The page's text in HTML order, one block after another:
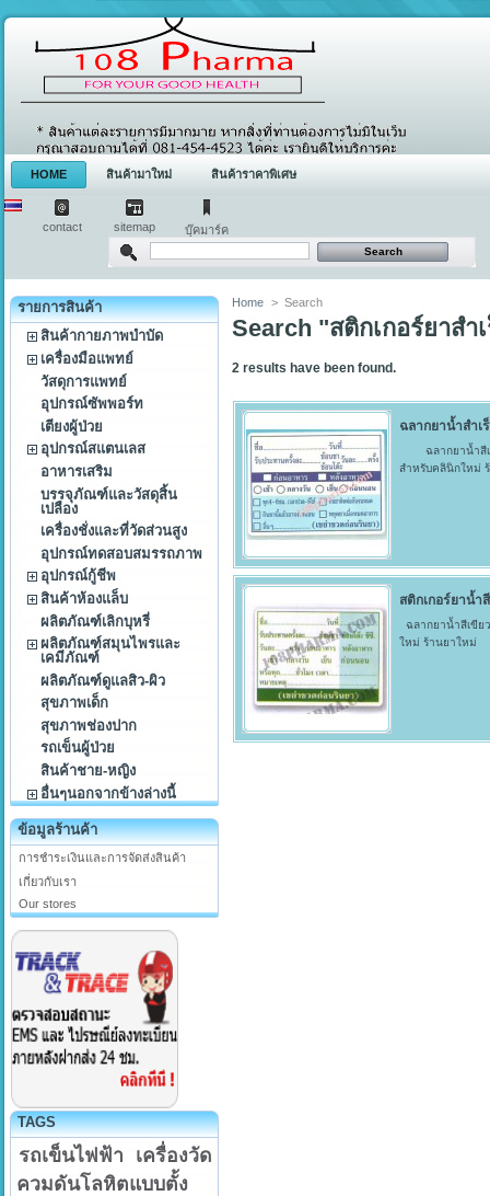
HOME สินค้ามาใหม่ สินค้าราคาพิเศษ
contact sitemap บุ๊คมาร์ค
รายการสินค้า
สินค้ากายภาพบำบัด
เครื่องมือแพทย์
วัสดุการแพทย์
อุปกรณ์ซัพพอร์ท
เตียงผู้ป่วย
อุปกรณ์สแตนเลส
อาหารเสริม
บรรจุภัณฑ์และวัสดุสิ้น
เปลือง
เครื่องชั่งและที่วัดส่วนสูง
อุปกรณ์ทดสอบสมรรถภาพ
อุปกรณ์กู้ชีพ
สินค้าห้องแล็บ
ผลิตภัณฑ์เลิกบุหรี่
ผลิตภัณฑ์สมุนไพรและ
เคมีภัณฑ์
ผลิตภัณฑ์ดูแลสิว-ผิว
สุขภาพเด็ก
สุขภาพช่องปาก
รถเข็นผู้ป่วย
สินค้าชาย-หญิง
อื่นๆนอกจากข้างล่างนี้
ข้อมูลร้านค้า
การชำระเงินและการจัดส่งสินค้า
เกี่ยวกับเรา
Our stores
TAGS
รถเข็นไฟฟ้า
เครื่องวัด
ควมดันโลหิตแบบตั้ง
Home > Search
Search "สติกเกอร์ยาสำ
2 results have been found.
ฉลากยาน้ำสำเ
ฉลากยาน้ำสีเขี
สำหรับคลินิกใหม่
สติกเกอร์ยาน้ำ
ฉลากยาน้ำสีเขีย
ใหม่ ร้านยาใหม่